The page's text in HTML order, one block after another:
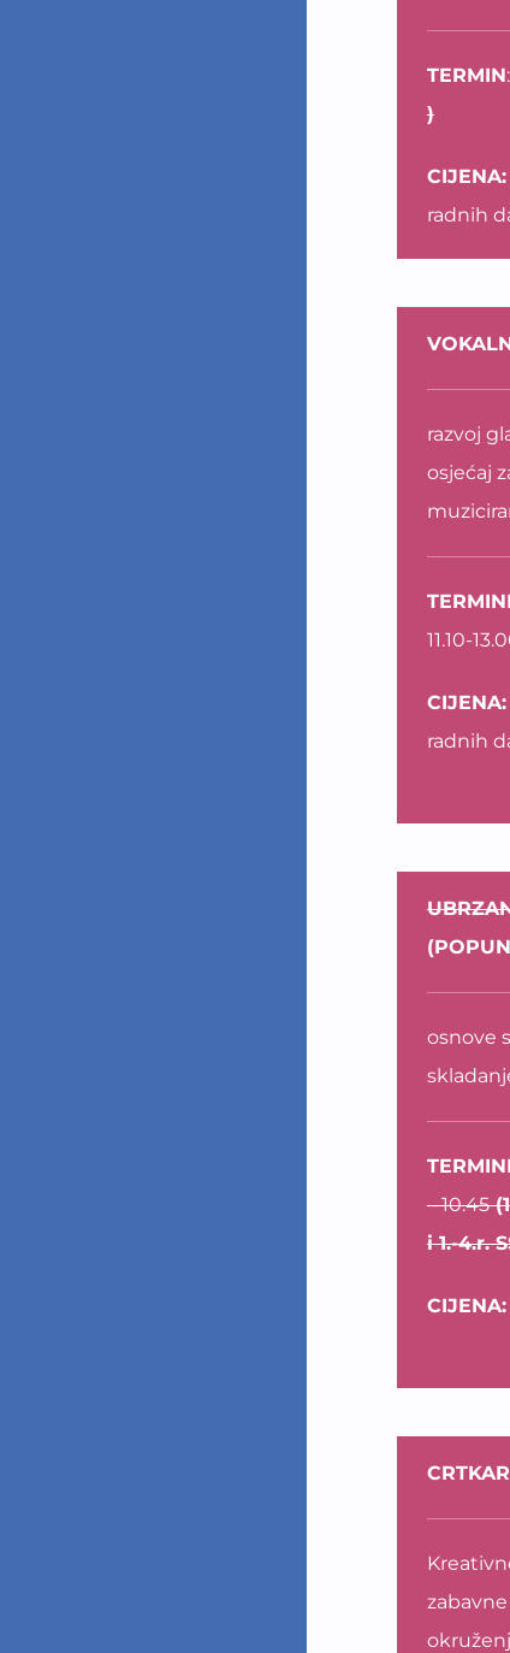
TERMIN:
)
CIJENA:
radnih
razvoj
osjećaj
TERMINI
11.10-
CIJENA:
radnih
osnove
– 10.45
i 1.-4.r.
CIJENA: